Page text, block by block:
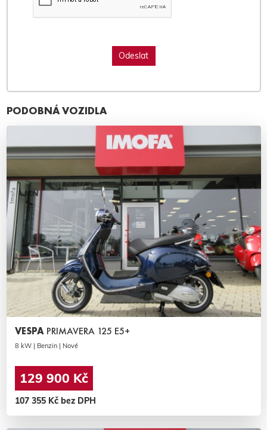
PODOBNÁ VOZIDLA
VESPA PRIMAVERA 125 E5+
8 kW | Benzin | Nové
129 900 Kč
107 355 Kč bez DPH